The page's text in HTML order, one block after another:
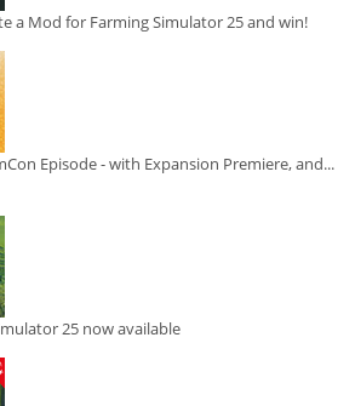
a Mod for Farming Simulator 25 and win!
Episode - with Expansion Premiere, and...
25 now available